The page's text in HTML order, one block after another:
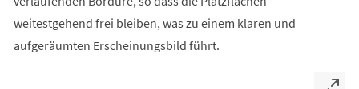
weitestgehend frei bleiben, was zu einem klaren und
aufgeräumten Erscheinungsbild führt.